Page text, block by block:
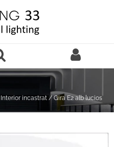
Interior incastrat / Gira E2 alb lucios